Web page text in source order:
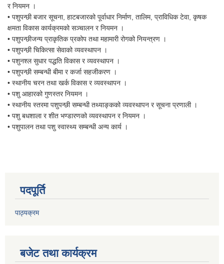
र नियमन ।
• पशुपन्छी बजार सूचना, हाटबजारको पूर्वाधार निर्माण, तालिम, प्राविधिक टेवा, कृषक
क्षमता विकास कार्यक्रमको सञ्चालन र नियमन ।
• पशुपन्छीजन्य प्राकृतिक प्रकोप तथा महामारी रोगको नियन्त्रण ।
• पशुपन्छी चिकित्सा सेवाको व्यवस्थापन ।
• पशुनश्ल सुधार पद्धति विकास र व्यवस्थापन ।
• पशुपन्छी सम्बन्धी बीमा र कर्जा सहजीकरण ।
• स्थानीय चरन तथा खर्क विकास र व्यवस्थापन ।
• पशु आहारको गुणस्तर नियमन ।
• स्थानीय स्तरमा पशुपन्छी सम्बन्धी तथ्याङ्कको व्यवस्थापन र सूचना प्रणाली ।
• पशु बधशाला र शीत भण्डारणको व्यवस्थापन र नियमन ।
• पशुपालन तथा पशु स्वास्थ्य सम्बन्धी अन्य कार्य ।
पदपूर्ति
पाठ्यक्रम
बजेट तथा कार्यक्रम